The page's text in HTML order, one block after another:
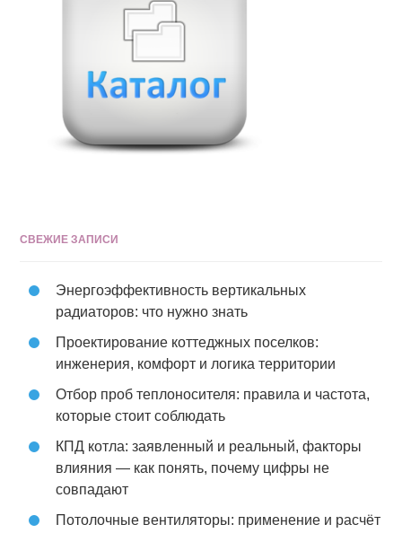
СВЕЖИЕ ЗАПИСИ
Энергоэффективность вертикальных
радиаторов: что нужно знать
Проектирование коттеджных поселков:
инженерия, комфорт и логика территории
Отбор проб теплоносителя: правила и частота,
которые стоит соблюдать
КПД котла: заявленный и реальный, факторы
влияния — как понять, почему цифры не
совпадают
Потолочные вентиляторы: применение и расчёт